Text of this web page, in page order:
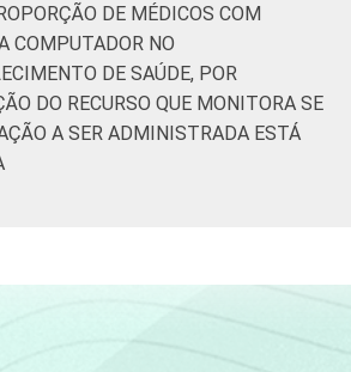
DE MÉDICOS COM
COMPUTADOR NO
DE SAÚDE, POR
DO RECURSO QUE MONITORA SE
A SER ADMINISTRADA ESTÁ